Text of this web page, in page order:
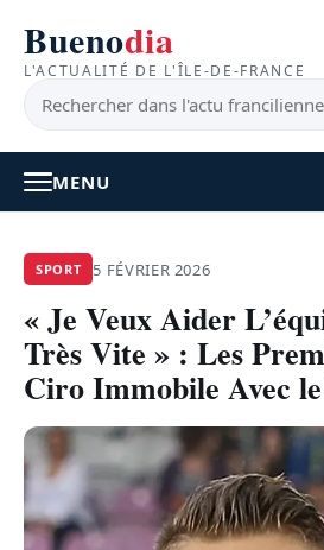
Buenodia
L'ACTUALITÉ DE L'ÎLE-DE-FRANCE
MENU
ACTUALITÉ
BONS PLANS
FEEL GOOD
FAITS DIVERS
SPORT 5 FÉVRIER 2026
« Je Veux Aider
Très Vite » : Les
Ciro Immobile Avec